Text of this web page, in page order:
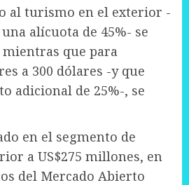
al turismo en el exterior -
alícuota de 45%- se
mientras que para
a 300 dólares -y que
adicional de 25%-, se
en el segmento de
a US$275 millones, en
del Mercado Abierto